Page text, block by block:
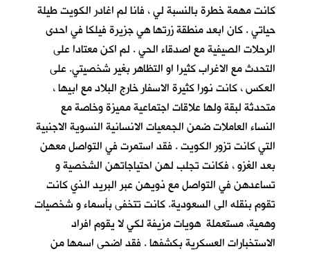
كانت مهمة خطرة بالنسبة لي ، فانا لم اغادر الكويت طيلة
حياتي . كان ابعد منطقة زرتها هي جزيرة فيلكا في احدى
الرحلات الصيفية مع اصدقاء الحي . لم اكن معتادا على
التحدث مع الاغراب كثيرا او التظاهر بغير شخصيتي. على
العكس ، كانت نورا كثيرة الاسفار خارج البلاد مع ابيها ،
متحدثة لبقة ولها علاقات اجتماعية مميزة وخاصة مع
النساء العاملات ضمن الجمعيات الانسانية النسوية الاجنبية
التي كانت تزور الكويت . فقد استمرت في التواصل معهن
بعد الغزو ، فكانت تجلب لهن احتياجاتهن الشخصية و
تساعدهن في التواصل مع ذويهن عبر البريد الذي كانت
تقوم بنقله الى السعودية. كانت تتخفى بأسماء و شخصيات
وهمية، مستعملة هويات مزيفة لكي لا يقوم افراد
الاستخبارات العسكرية بكشفها . فقد اضحى اسمها من